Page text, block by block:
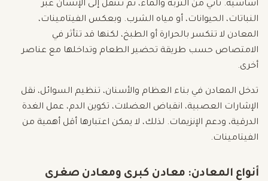
أساسية. تأتي من التربة والماء، ثم تنتقل إلى الإنسان عبر
النباتات، الحيوانات، أو مياه الشرب. وبعكس الفيتامينات،
المعادن لا تتكسر بالحرارة أو الطبخ، لكنها قد تتأثر في
الامتصاص حسب طريقة تحضير الطعام وتداخلها مع عناصر
أخرى.
تدخل المعادن في بناء العظام والأسنان، تنظيم السوائل، نقل
الإشارات العصبية، انقباض العضلات، تكوين الدم، عمل الغدة
الدرقية، ودعم الإنزيمات. لذلك، لا يمكن اعتبارها أقل أهمية من
الفيتامينات.
أنواع المعادن: معادن كبرى ومعادن صغرى